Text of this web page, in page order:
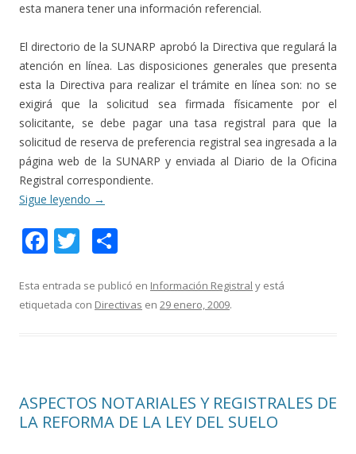
esta manera tener una información referencial.
El directorio de la SUNARP aprobó la Directiva que regulará la
atención en línea. Las disposiciones generales que presenta
esta la Directiva para realizar el trámite en línea son: no se
exigirá que la solicitud sea firmada físicamente por el
solicitante, se debe pagar una tasa registral para que la
solicitud de reserva de preferencia registral sea ingresada a la
página web de la SUNARP y enviada al Diario de la Oficina
Registral correspondiente.
Sigue leyendo →
F
e
b
k
T
itt
er
m
p
r
Esta entrada se publicó en Información Registral y está
etiquetada con Directivas en 29 enero, 2009.
ASPECTOS NOTARIALES Y REGISTRALES DE
LA REFORMA DE LA LEY DEL SUELO